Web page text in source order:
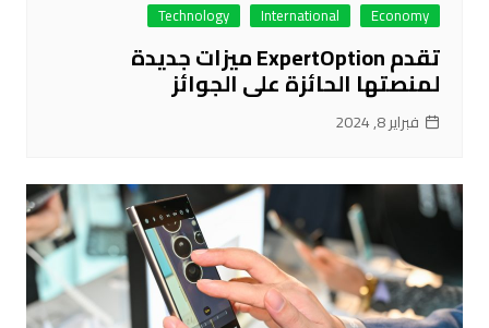
Economy
International
Technology
تقدم ExpertOption ميزات جديدة
لمنصتها الحائزة على الجوائز
فبراير 8, 2024